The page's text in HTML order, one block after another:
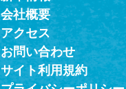
会社概要
アクセス
お問い合わせ
サイト利用規約